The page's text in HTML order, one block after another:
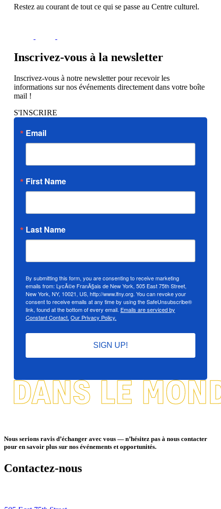
Restez au courant de tout ce qui se passe au Centre culturel.
Inscrivez-vous à la newsletter
Inscrivez-vous à notre newsletter pour recevoir les
informations sur nos événements directement dans votre boîte
mail !
S'INSCRIRE
Email
First Name
Last Name
By submitting this form, you are consenting to receive marketing
emails from: LycÃ©e FranÃ§ais de New York, 505 East 75th Street,
New York, NY, 10021, US, http://www.lfny.org. You can revoke your
consent to receive emails at any time by using the SafeUnsubscribe®
link, found at the bottom of every email. Emails are serviced by
Constant Contact. Our Privacy Policy.
SIGN UP!
Nous serions ravis d’échanger avec vous — n’hésitez pas à nous contacter
pour en savoir plus sur nos événements et opportunités.
Contactez-nous